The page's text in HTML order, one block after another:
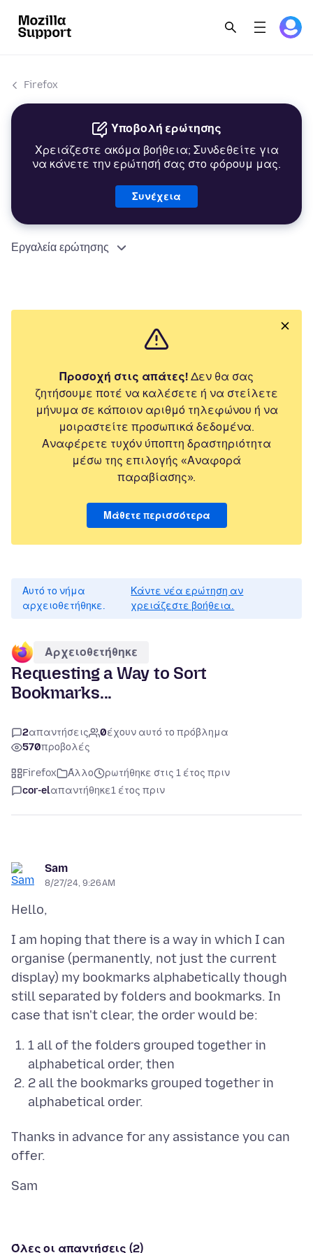
Firefox
Υποβολή ερώτησης
Χρειάζεστε ακόμα βοήθεια; Συνδεθείτε για
να κάνετε την ερώτησή σας στο φόρουμ μας.
Συνέχεια
Εργαλεία ερώτησης
Προσοχή στις απάτες! Δεν θα σας
ζητήσουμε ποτέ να καλέσετε ή να στείλετε
μήνυμα σε κάποιον αριθμό τηλεφώνου ή να
μοιραστείτε προσωπικά δεδομένα.
Αναφέρετε τυχόν ύποπτη δραστηριότητα
μέσω της επιλογής «Αναφορά
παραβίασης».
Μάθετε περισσότερα
Αυτό το νήμα
αρχειοθετήθηκε.
Κάντε νέα ερώτηση αν
χρειάζεστε βοήθεια.
Αρχειοθετήθηκε
Requesting a Way to Sort
Bookmarks...
2απαντήσεις 0έχουν αυτό το πρόβλημα
570προβολές
Firefox Άλλο
ρωτήθηκε στις 1 έτος πριν
cor-elαπαντήθηκε1 έτος πριν
Sam
8/27/24, 9:26 AM
I am hoping that there is a way in which I can
organise (permanently, not just the current
display) my bookmarks alphabetically though
still separated by folders and bookmarks. In
1 all of the folders grouped together in
alphabetical order, then
2 all the bookmarks grouped together in
alphabetical order.
Thanks in advance for any assistance you can
Όλες οι απαντήσεις (2)